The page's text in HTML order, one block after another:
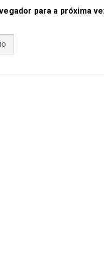
para a próxima